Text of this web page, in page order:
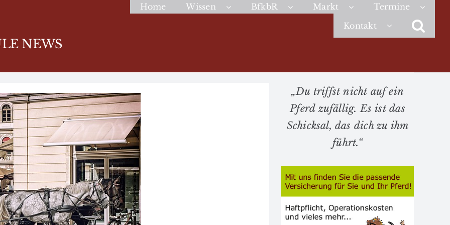
NEWS
Home Wissen BfkbR Markt
Termine
Kontakt
„Du triffst nicht auf ein
Pferd zufällig. Es ist das
Schicksal, das dich zu ihm
führt.“